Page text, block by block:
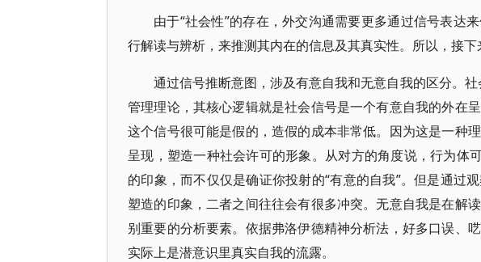
由于“社会性”的存在，外交沟通需要更多通过信号表达
行解读与辨析，来推测其内在的信息及其真实性。所以，接下
通过信号推断意图，涉及有意自我和无意自我的区分。
管理理论，其核心逻辑就是社会信号是一个有意自我的外在
这个信号很可能是假的，造假的成本非常低。因为这是一种
呈现，塑造一种社会许可的形象。从对方的角度说，行为体
的印象，而不仅仅是确证你投射的“有意的自我”。但是通过
塑造的印象，二者之间往往会有很多冲突。无意自我是在解
别重要的分析要素。依据弗洛伊德精神分析法，好多口误、
实际上是潜意识里真实自我的流露。